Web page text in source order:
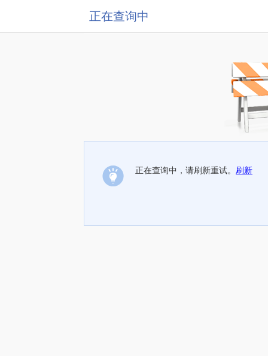
正在查询中
正在查询中，请刷新重试。 刷新